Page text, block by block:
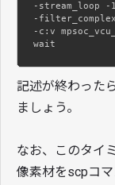
-stream_loop -
-
-c:v
wait
記述が終わった
ましょう。
なお、このタイ
像素材をscpコ